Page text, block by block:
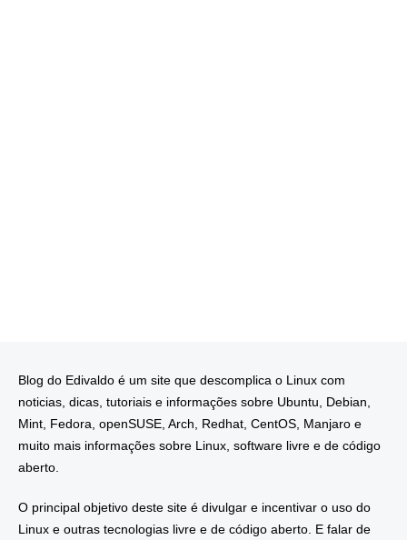
Blog do Edivaldo é um site que descomplica o Linux com
noticias, dicas, tutoriais e informações sobre Ubuntu, Debian,
Mint, Fedora, openSUSE, Arch, Redhat, CentOS, Manjaro e
muito mais informações sobre Linux, software livre e de código
aberto.
O principal objetivo deste site é divulgar e incentivar o uso do
Linux e outras tecnologias livre e de código aberto. E falar de